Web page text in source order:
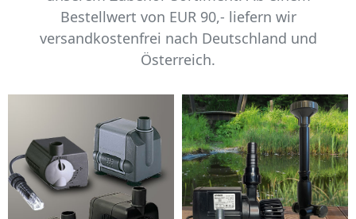
Bestellwert von EUR 90,- liefern wir
versandkostenfrei nach Deutschland und
Österreich.